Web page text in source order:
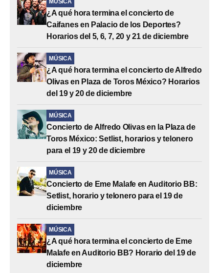
MÚSICA
¿A qué hora termina el concierto de
Caifanes en Palacio de los Deportes?
Horarios del 5, 6, 7, 20 y 21 de diciembre
MÚSICA
¿A qué hora termina el concierto de Alfredo
Olivas en Plaza de Toros México? Horarios
del 19 y 20 de diciembre
MÚSICA
Concierto de Alfredo Olivas en la Plaza de
Toros México: Setlist, horarios y telonero
para el 19 y 20 de diciembre
MÚSICA
Concierto de Eme Malafe en Auditorio BB:
Setlist, horario y telonero para el 19 de
diciembre
MÚSICA
¿A qué hora termina el concierto de Eme
Malafe en Auditorio BB? Horario del 19 de
diciembre